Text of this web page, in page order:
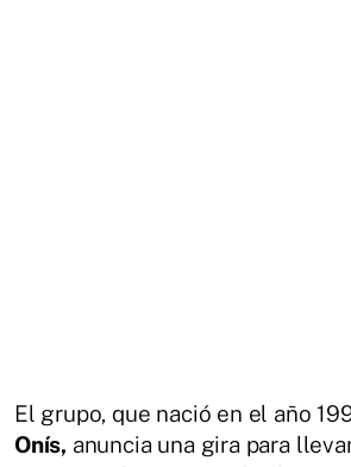
El grupo, que nació en el año
Onís, anuncia una gira para